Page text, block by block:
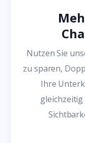
Nutzen Sie
zu sparen,
Ihre